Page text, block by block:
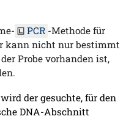
PCR -Methode für
kann nicht nur bestimmt
Probe vorhanden ist,
der gesuchte, für den
DNA-Abschnitt